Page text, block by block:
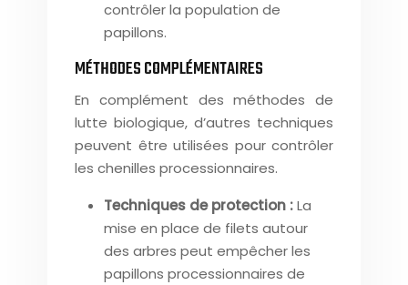
contrôler la population de
papillons.
MÉTHODES COMPLÉMENTAIRES
En complément des méthodes de
lutte biologique, d’autres techniques
peuvent être utilisées pour contrôler
les chenilles processionnaires.
Techniques de protection :La
mise en place de filets autour
des arbres peut empêcher les
papillons processionnaires de